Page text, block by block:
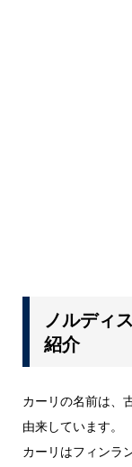
ノルディ
紹介
カーリの名前は、
由来しています。
カーリはフィンラ